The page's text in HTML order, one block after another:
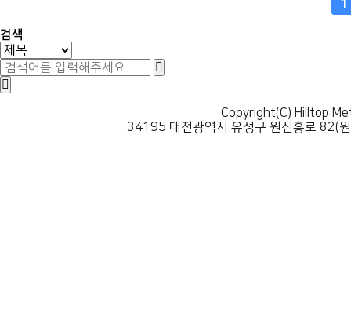
1
검색
Copyright(C) Hilltop
34195 대전광역시 유성구 원신흥로